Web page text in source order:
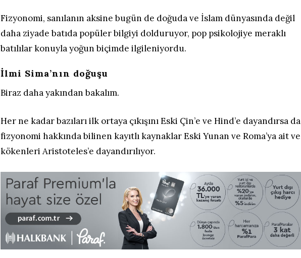
Fizyonomi, sanılanın aksine bugün de doğuda ve İslam dünyasında değil
daha ziyade batıda popüler bilgiyi dolduruyor, pop psikolojiye meraklı
batılılar konuyla yoğun biçimde ilgileniyordu.
İlmi Sima’nın doğuşu
Biraz daha yakından bakalım.
Her ne kadar bazıları ilk ortaya çıkışını Eski Çin’e ve Hind’e dayandırsa da
fizyonomi hakkında bilinen kayıtlı kaynaklar Eski Yunan ve Roma’ya ait ve
kökenleri Aristoteles’e dayandırılıyor.